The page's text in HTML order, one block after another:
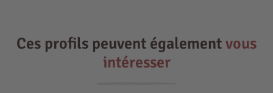
Ces profils peuvent égalementvous
intéresser